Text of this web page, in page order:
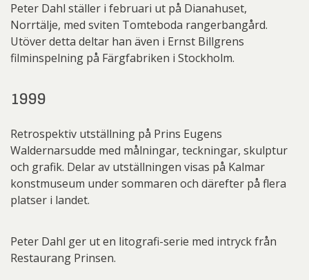
Peter Dahl ställer i februari ut på Dianahuset,
Norrtälje, med sviten Tomteboda rangerbangård.
Utöver detta deltar han även i Ernst Billgrens
filminspelning på Färgfabriken i Stockholm.
1999
Retrospektiv utställning på Prins Eugens
Waldernarsudde med målningar, teckningar, skulptur
och grafik. Delar av utställningen visas på Kalmar
konstmuseum under sommaren och därefter på flera
platser i landet.
Peter Dahl ger ut en litografi-serie med intryck från
Restaurang Prinsen.